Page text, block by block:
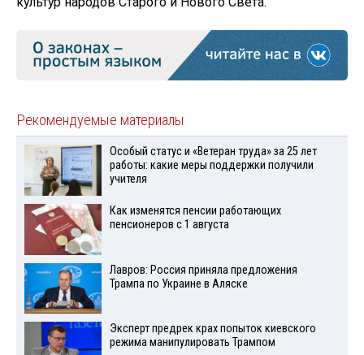
Рекомендуемые материалы
Особый статус и «Ветеран труда» за 25 лет
работы: какие меры поддержки получили
учителя
Как изменятся пенсии работающих
пенсионеров с 1 августа
Лавров: Россия приняла предложения
Трампа по Украине в Аляске
Эксперт предрек крах попыток киевского
режима манипулировать Трампом